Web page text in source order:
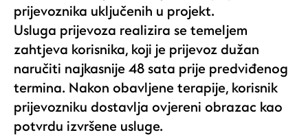
prijevoznika uključenih u projekt.
Usluga prijevoza realizira se temeljem
zahtjeva korisnika, koji je prijevoz dužan
naručiti najkasnije 48 sata prije predviđenog
termina. Nakon obavljene terapije, korisnik
prijevozniku dostavlja ovjereni obrazac kao
potvrdu izvršene usluge.